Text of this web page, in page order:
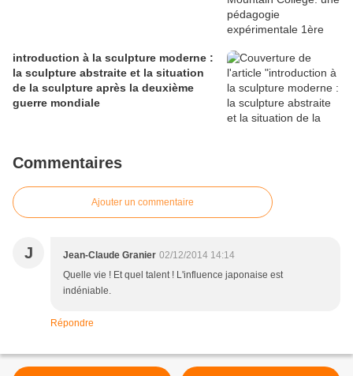
introduction à la sculpture moderne :
la sculpture abstraite et la situation
de la sculpture après la deuxième
guerre mondiale
Commentaires
Ajouter un commentaire
J Jean-Claude Granier 02/12/2014 14:14
Quelle vie ! Et quel talent ! L'influence japonaise est
indéniable.
Répondre